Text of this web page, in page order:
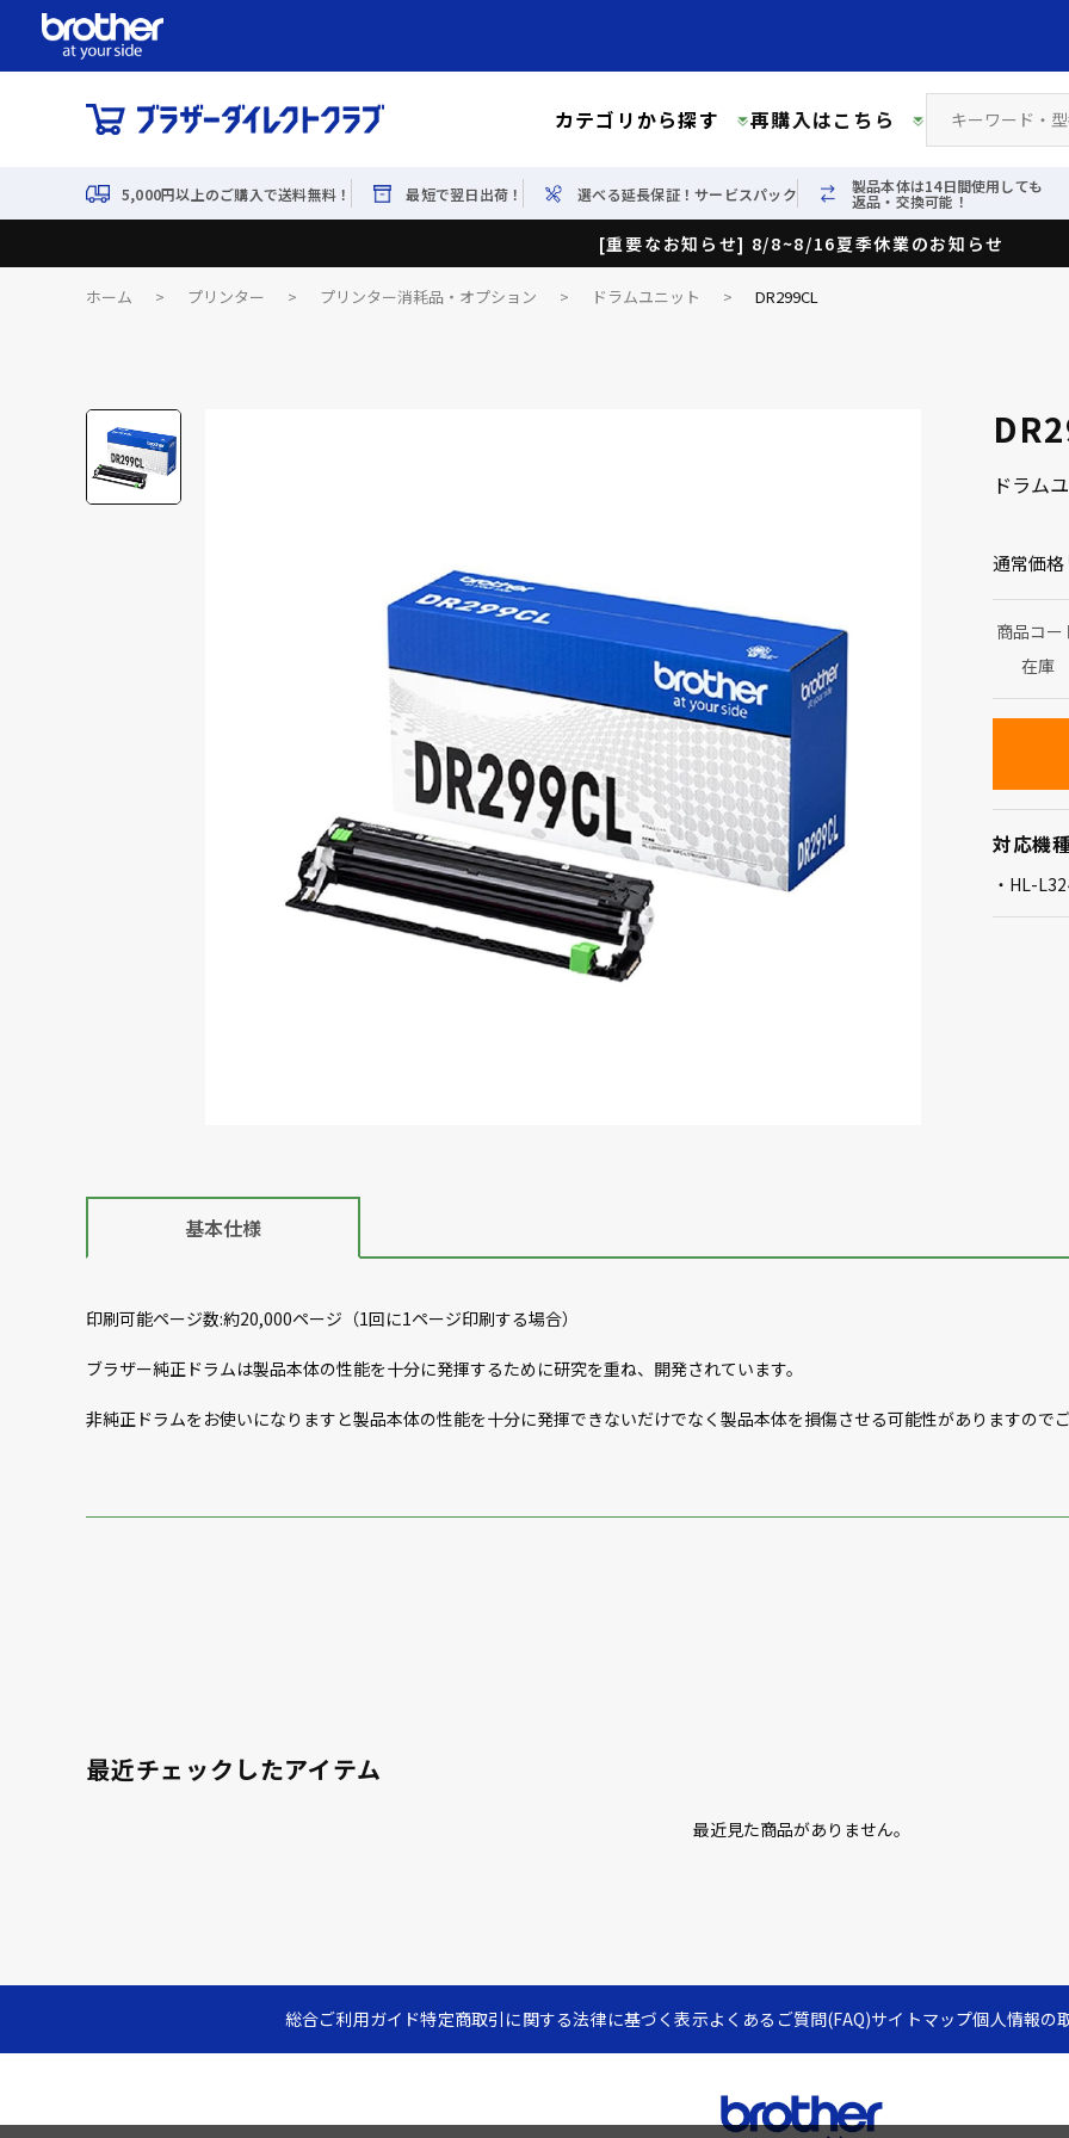
カテゴリから探す 再購入はこちら
5,000円以上のご購入で送料無料！ 最短で翌日出荷！ 選べる延長保証！サービスパック 製品本体は14日間使用しても
返品・交換可能！
[重要なお知らせ] 8/8~8/16夏季休業のお知らせ
ホーム > プリンター > プリンター消耗品・オプション > ドラムユニット > DR299CL
ドラム
通常価格
商品コー
在庫
対応機
HL-
基本仕様
印刷可能ページ数:約20,000ページ（1回に1ページ印刷する場合）
ブラザー純正ドラムは製品本体の性能を十分に発揮するために研究を重ね、開発されています。
非純正ドラムをお使いになりますと製品本体の性能を十分に発揮できないだけでなく製品本体を損傷させる可能性がありますのでご
最近チェックしたアイテム
最近見た商品がありません。
総合ご利用ガイド特定商取引に関する法律に基づく表示よくあるご質問(FAQ)サイトマップ個人情報の